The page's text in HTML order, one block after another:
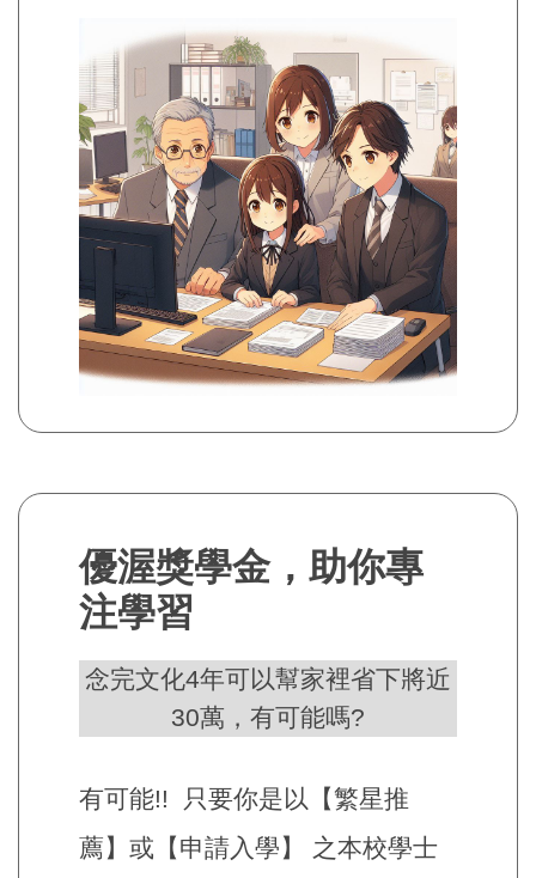
優渥獎學金，助你專
注學習
念完文化4年可以幫家裡省下將近
30萬，有可能嗎?
有可能!! 只要你是以【繁星推
薦】或【申請入學】 之本校學士